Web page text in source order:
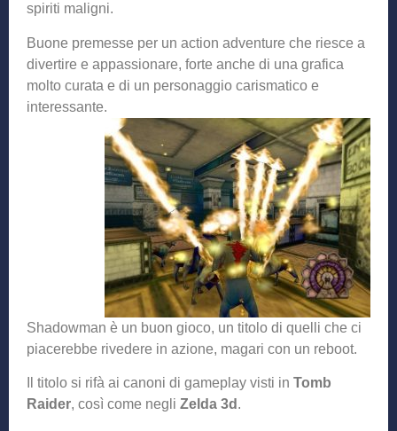
spiriti maligni.
Buone premesse per un action adventure che riesce a
divertire e appassionare, forte anche di una grafica
molto curata e di un personaggio carismatico e
interessante.
Shadowman è un buon gioco, un titolo di quelli che ci
piacerebbe rivedere in azione, magari con un reboot.
Il titolo si rifà ai canoni di gameplay visti in Tomb
Raider, così come negli Zelda 3d .